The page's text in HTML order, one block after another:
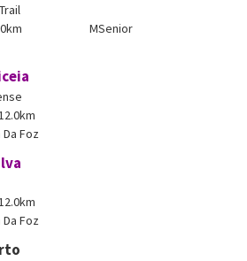
MSenior
Foz
Foz